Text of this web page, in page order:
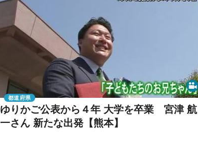
ゆりかご公表から４年 大学を卒業 宮津 航
一さん 新たな出発【熊本】
都道府県